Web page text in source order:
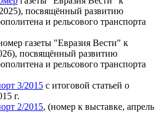
посвящённый развитию
и рельсового транспорта
газеты "Евразия Вести" к
посвящённый развитию
и рельсового транспорта
3/2015 с итоговой статьей о
г.
2/2015, (номер к выставке, апрель